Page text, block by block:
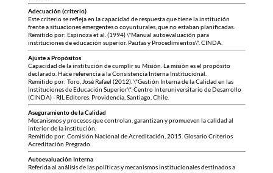
Adecuación (criterio)
Este criterio se refleja en la capacidad de respuesta que tiene la institución
frente a situaciones emergentes o coyunturales, que no estaban planificadas.
Remitido por: Espinoza et al. (1994) \"Manual autoevaluación para
instituciones de educación superior. Pautas y Procedimientos\". CINDA.
Ajuste a Propósitos
Capacidad de la institución de cumplir su Misión. La misión es el propósito
declarado. Hace referencia a la Consistencia Interna Institucional.
Remitido por: Toro, José Rafael (2012). \"Gestión Interna de la Calidad en las
Instituciones de Educación Superior\". Centro Interuniversitario de Desarrollo
(CINDA) - RIL Editores. Providencia, Santiago, Chile.
Aseguramiento de la Calidad
Mecanismos y procesos que controlan, garantizan y promueven la calidad al
interior de la institución.
Remitido por: Comisión Nacional de Acreditación, 2015. Glosario Criterios
Acreditación Pregrado.
Autoevaluación Interna
Referida al análisis de las políticas y mecanismos institucionales destinados a